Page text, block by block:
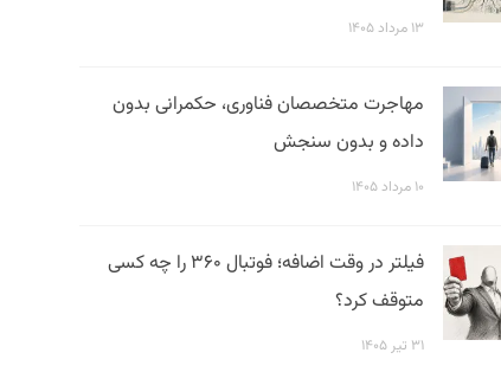
۱۳ مرداد ۱۴۰۵
مهاجرت متخصصان فناوری، حکمرانی بدون
داده و بدون سنجش
۱۰ مرداد ۱۴۰۵
فیلتر در وقت اضافه؛ فوتبال ۳۶۰ را چه کسی
متوقف کرد؟
۳۱ تیر ۱۴۰۵